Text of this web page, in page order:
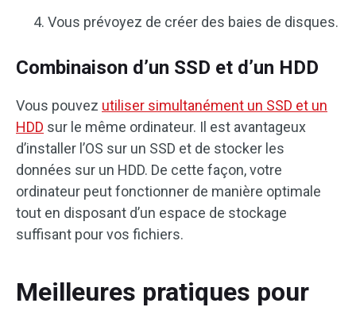
Vous prévoyez de créer des baies de disques.
Combinaison d’un SSD et d’un HDD
Vous pouvez utiliser simultanément un SSD et un
HDD sur le même ordinateur. Il est avantageux
d’installer l’OS sur un SSD et de stocker les
données sur un HDD. De cette façon, votre
ordinateur peut fonctionner de manière optimale
tout en disposant d’un espace de stockage
suffisant pour vos fichiers.
Meilleures pratiques pour